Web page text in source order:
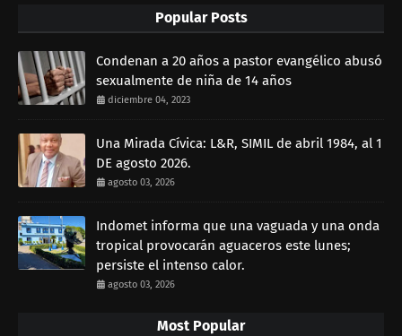
Popular Posts
Condenan a 20 años a pastor evangélico abusó
sexualmente de niña de 14 años
diciembre 04, 2023
Una Mirada Cívica: L&R, SIMIL de abril 1984, al 1
DE agosto 2026.
agosto 03, 2026
Indomet informa que una vaguada y una onda
tropical provocarán aguaceros este lunes;
persiste el intenso calor.
agosto 03, 2026
Most Popular